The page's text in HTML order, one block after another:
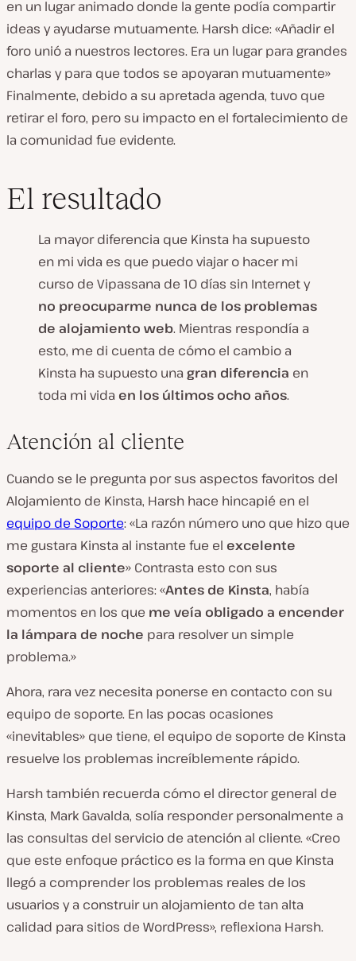
en un lugar animado donde la gente podía compartir
ideas y ayudarse mutuamente. Harsh dice: «Añadir el
foro unió a nuestros lectores. Era un lugar para grandes
charlas y para que todos se apoyaran mutuamente»
Finalmente, debido a su apretada agenda, tuvo que
retirar el foro, pero su impacto en el fortalecimiento de
la comunidad fue evidente.
El resultado
La mayor diferencia que Kinsta ha supuesto
en mi vida es que puedo viajar o hacer mi
curso de Vipassana de 10 días sin Internet y
no preocuparme nunca de los problemas
de alojamiento web. Mientras respondía a
esto, me di cuenta de cómo el cambio a
Kinsta ha supuesto una gran diferencia en
toda mi vida en los últimos ocho años.
Atención al cliente
Cuando se le pregunta por sus aspectos favoritos del
Alojamiento de Kinsta, Harsh hace hincapié en el
equipo de Soporte: «La razón número uno que hizo que
me gustara Kinsta al instante fue el excelente
soporte al cliente» Contrasta esto con sus
experiencias anteriores: «Antes de Kinsta, había
momentos en los que me veía obligado a encender
la lámpara de noche para resolver un simple
problema.»
Ahora, rara vez necesita ponerse en contacto con su
equipo de soporte. En las pocas ocasiones
«inevitables» que tiene, el equipo de soporte de Kinsta
resuelve los problemas increíblemente rápido.
Harsh también recuerda cómo el director general de
Kinsta, Mark Gavalda, solía responder personalmente a
las consultas del servicio de atención al cliente. «Creo
que este enfoque práctico es la forma en que Kinsta
llegó a comprender los problemas reales de los
usuarios y a construir un alojamiento de tan alta
calidad para sitios de WordPress», reflexiona Harsh.